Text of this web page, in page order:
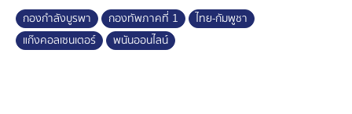
กองกำลังบูรพา กองทัพภาคที่ 1
ไทย-กัมพูชา
แก๊งคอลเซนเตอร์
พนันออนไลน์